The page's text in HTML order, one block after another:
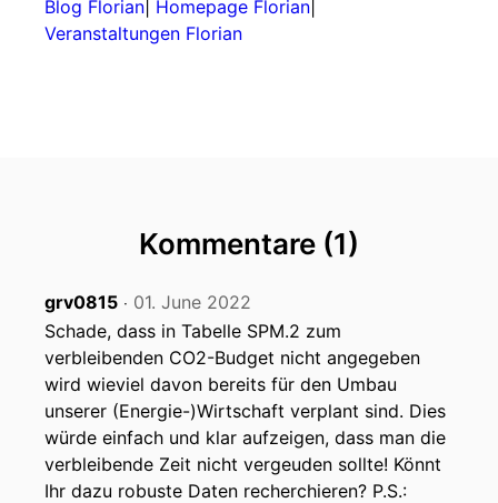
Blog Florian Homepage Florian
Veranstaltungen Florian
Kommentare (1)
grv0815 ‧ 01. June 2022
Schade, dass in Tabelle SPM.2 zum
verbleibenden CO2-Budget nicht angegeben
wird wieviel davon bereits für den Umbau
unserer (Energie-)Wirtschaft verplant sind. Dies
würde einfach und klar aufzeigen, dass man die
verbleibende Zeit nicht vergeuden sollte! Könnt
Ihr dazu robuste Daten recherchieren? P.S.: